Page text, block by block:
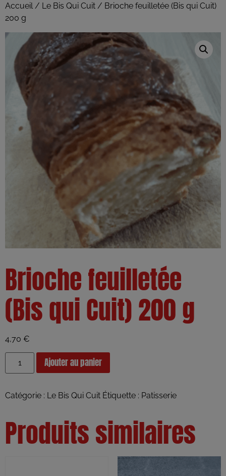
Accueil/ Le Bis Qui Cuit / Brioche feuilletée (Bis qui Cuit)
200 g
Brioche feuilletée
(Bis qui Cuit) 200 g
4,70 €
Ajouter au panier
Catégorie : Le Bis Qui Cuit Étiquette : Patisserie
Produits similaires